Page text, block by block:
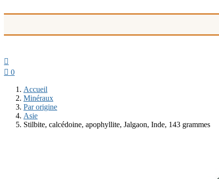

 0
Accueil
Minéraux
Par origine
Asie
Stilbite, calcédoine, apophyllite, Jalgaon, Inde, 143 grammes